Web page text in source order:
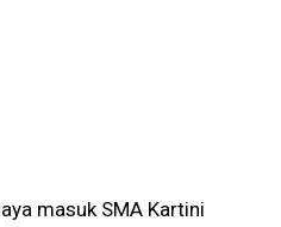
masuk SMA Kartini